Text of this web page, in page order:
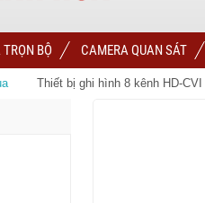
BỘ CAMERA QUAN SÁT
Thiết bị ghi hình 8 kênh HD-